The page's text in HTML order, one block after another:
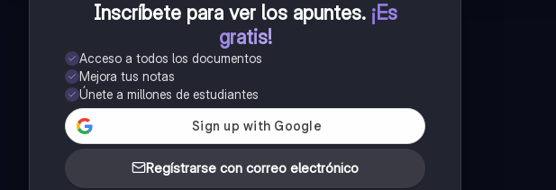
Inscríbete para ver los apuntes. ¡Es
gratis!
Acceso a todos los documentos
Mejora tus notas
Únete a millones de estudiantes
Regístrarse con correo electrónico